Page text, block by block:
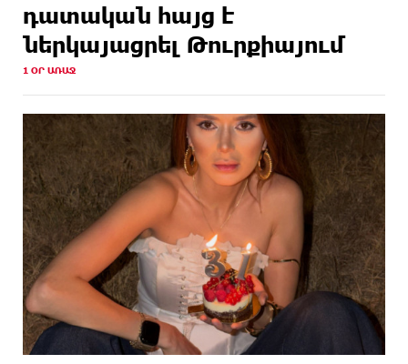
դատական հայց է
ներկայացրել Թուրքիայում
1 ՕՐ ԱՌԱՋ